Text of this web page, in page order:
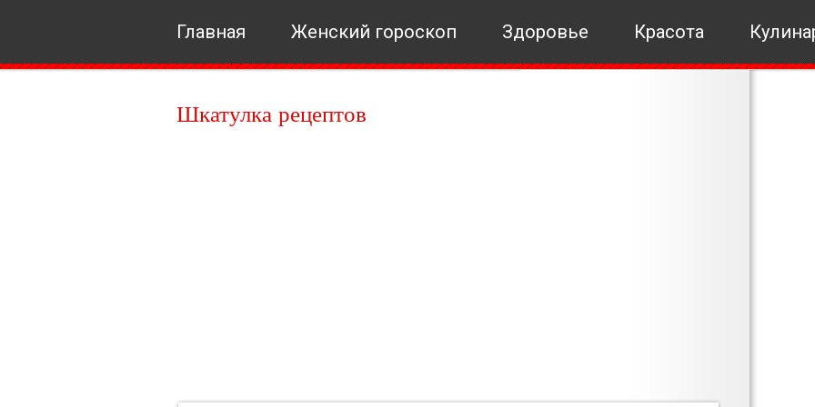
Главная Женский гороскоп Здоровье Красота
Шкатулка рецептов